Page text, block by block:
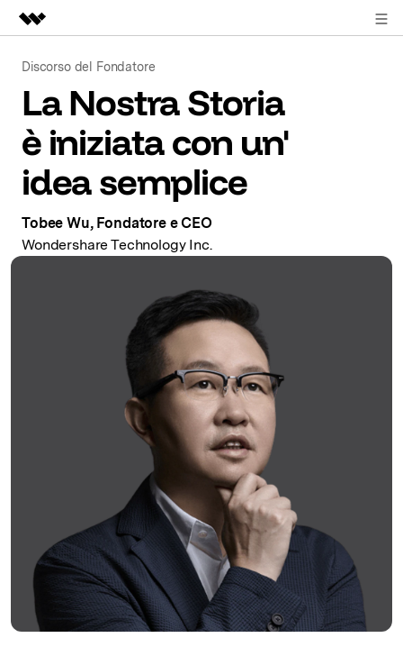
Prodotti in evidenza
Creatività digitale AIGC
Business
Panoramica
Soluzione
Chi siamo
Sala stampa
Negozio
Discorso del Fondatore
La Nostra Storia
è iniziatacon un'
idea semplice
Tobee Wu, Fondatore e CEO
Wondershare Technology Inc.